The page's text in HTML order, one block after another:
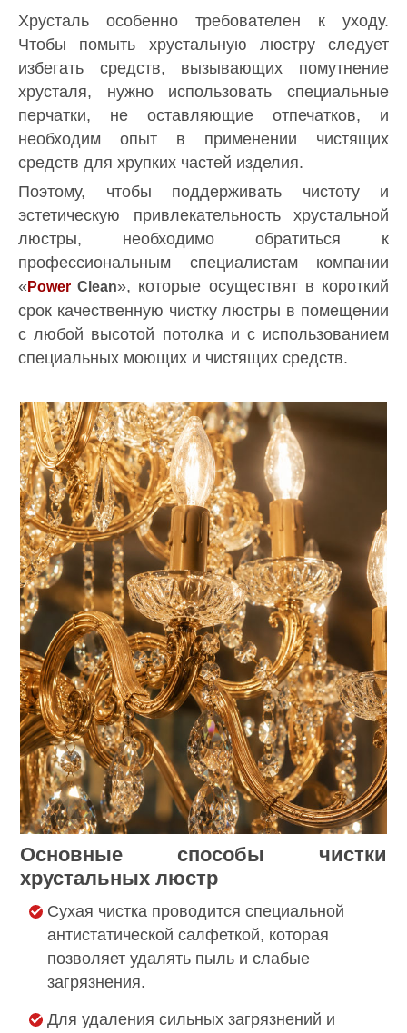
Хрусталь особенно требователен к уходу.
Чтобы помыть хрустальную люстру следует
избегать средств, вызывающих помутнение
хрусталя, нужно использовать специальные
перчатки, не оставляющие отпечатков, и
необходим опыт в применении чистящих
средств для хрупких частей изделия.
Поэтому, чтобы поддерживать чистоту и
эстетическую привлекательность хрустальной
люстры, необходимо обратиться к
профессиональным специалистам компании
« Power Clean», которые осуществят в короткий
срок качественную чистку люстры в помещении
с любой высотой потолка и с использованием
специальных моющих и чистящих средств.
Основные способы чистки
хрустальных люстр
Сухая чистка проводится специальной
антистатической салфеткой, которая
позволяет удалять пыль и слабые
загрязнения.
Для удаления сильных загрязнений и